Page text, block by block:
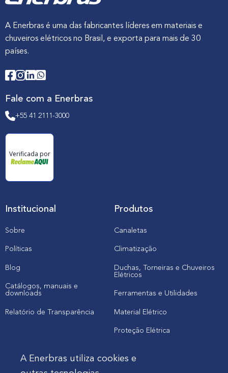
A Enerbras é uma das fabricantes líderes em materiais e
chuveiros elétricos no Brasil, e exporta para mais de 30
países.
Fale com a Enerbras
+55 41 2111-3000
Verificada por
Institucional
Sobre
Políticas
Blog
Catálogos, manuais e
downloads
Relatório de Transparência
Produtos
Canaletas
Climatização
Duchas, Torneiras e Chuveiros
Elétricos
Ferramentas e Utilidades
Material Elétrico
Proteção Elétrica
Cliente
A Enerbras utiliza cookies e